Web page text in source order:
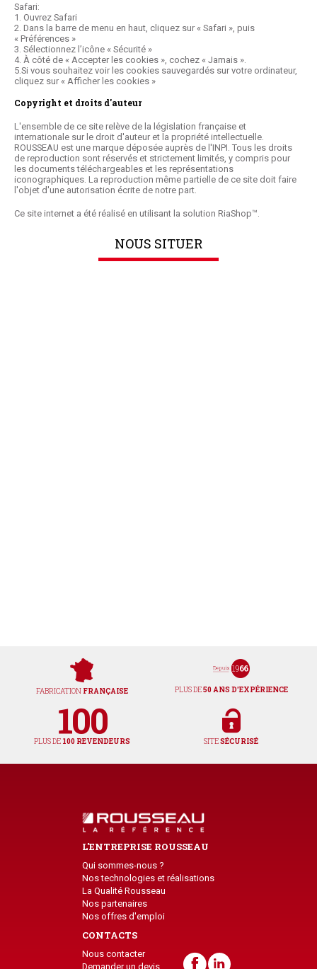
Safari:
1. Ouvrez Safari
2. Dans la barre de menu en haut, cliquez sur « Safari », puis
« Préférences »
3. Sélectionnez l’icône « Sécurité »
4. À côté de « Accepter les cookies », cochez « Jamais ».
5.Si vous souhaitez voir les cookies sauvegardés sur votre ordinateur,
cliquez sur « Afficher les cookies »
Copyright et droits d'auteur
L'ensemble de ce site relève de la législation française et
internationale sur le droit d'auteur et la propriété intellectuelle.
ROUSSEAU est une marque déposée auprès de l'INPI. Tous les droits
de reproduction sont réservés et strictement limités, y compris pour
les documents téléchargeables et les représentations
iconographiques. La reproduction même partielle de ce site doit faire
l'objet d'une autorisation écrite de notre part.
Ce site internet a été réalisé en utilisant la solution RiaShop™.
NOUS SITUER
FABRICATION FRANÇAISE PLUS DE50 ANS D'EXPÉRIENCE
PLUS DE 100 REVENDEURS SITESÉCURISÉ
L'ENTREPRISE ROUSSEAU
Qui sommes-nous ?
Nos technologies et réalisations
La Qualité Rousseau
Nos partenaires
Nos offres d'emploi
CONTACTS
Nous contacter
Demander un devis